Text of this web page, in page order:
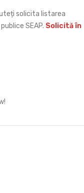
solicita listarea
SEAP. Solicită în